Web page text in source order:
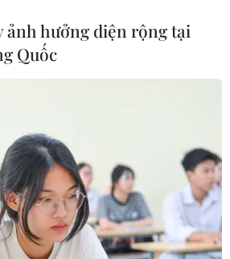
ảnh hưởng diện rộng tại
Quốc